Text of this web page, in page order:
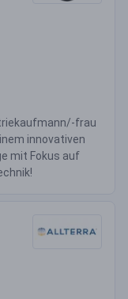
frau
innovativen
mit Fokus auf